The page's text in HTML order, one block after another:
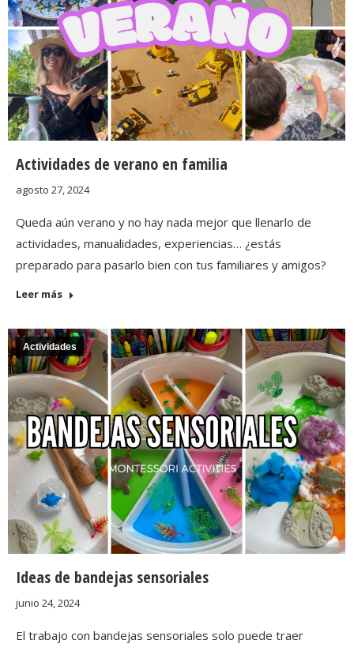
Actividades de verano en familia
agosto 27, 2024
Queda aún verano y no hay nada mejor que llenarlo de
actividades, manualidades, experiencias… ¿estás
preparado para pasarlo bien con tus familiares y amigos?
Leer más
Actividades
Ideas de bandejas sensoriales
junio 24, 2024
El trabajo con bandejas sensoriales solo puede traer